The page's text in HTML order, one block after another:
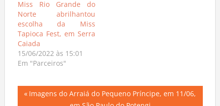
Miss Rio Grande do
Norte abrilhantou
escolha da Miss
Tapioca Fest, em Serra
Caiada
15/06/2022 às 15:01
Em "Parceiros"
Navegação
Previous
Imagens do Arraiá do Pequeno Príncipe, em 11/06,